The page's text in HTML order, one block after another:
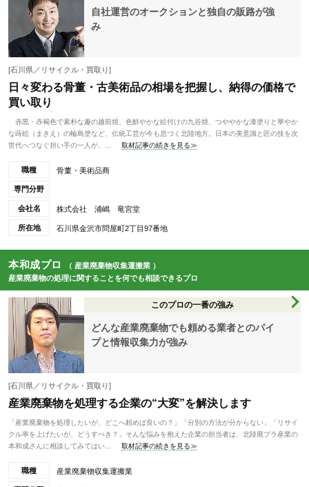
自社運営のオークションと独自の販路が強
み
[石川県／リサイクル・買取り]
日々変わる骨董・古美術品の相場を把握し、納得の価格で
買い取り
赤黒・赤褐色で素朴な趣の越前焼、色鮮やかな絵付けの九谷焼、つややかな漆塗りと華やか
な蒔絵（まきえ）の輪島塗など、伝統工芸が今も息づく北陸地方。日本の美意識と匠の技を次
世代へつなぐ担い手の一人が、...
取材記事の続きを見る≫
職種 骨董・美術品商
専門分野
会社名 株式会社 浦嶋 竜宮堂
所在地 石川県金沢市問屋町2丁目97番地
本和成プロ
（ 産業廃棄物収集運搬業 ）
産業廃棄物の処理に関することを何でも相談できるプロ
このプロの一番の強み
どんな産業廃棄物でも頼める業者とのパイ
プと情報収集力が強み
[石川県／リサイクル・買取り]
産業廃棄物を処理する企業の“大変”を解決します
「産業廃棄物を処理したいが、どこへ頼めば良いの？」「分別の方法が分からない」「リサイ
クル率を上げたいが、どうすべき？」そんな悩みを抱えた企業の担当者は、北陸廃プラ産業の
本和成さんに相談してみてはい...
取材記事の続きを見る≫
職種 産業廃棄物収集運搬業